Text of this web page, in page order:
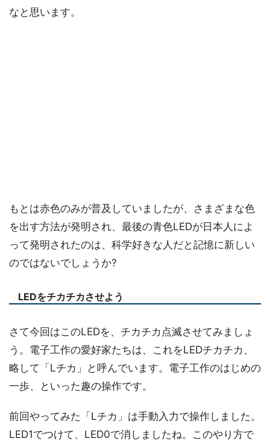
なと思います。
もとは赤色のみが普及していましたが、さまざまな色
を出す方法が発明され、最後の青色LEDが日本人によ
って発明されたのは、科学好きな人だと記憶に新しい
のではないでしょうか?
LEDをチカチカさせよう
さて今回はこのLEDを、チカチカ点滅させてみましょ
う。電子工作の愛好家たちは、これをLEDチカチカ、
略して「Lチカ」と呼んでいます。電子工作のはじめの
一歩、といった趣の操作です。
前回やってみた「Lチカ」は手動入力で操作しました。
LED1でつけて、LED0で消しましたね。このやり方で